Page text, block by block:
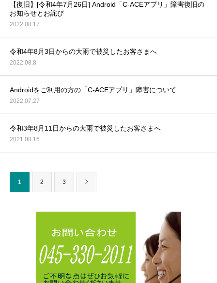
【復旧】[令和4年7月26日] Android「C-ACEアプリ」障害復旧の
お知らせとお詫び
2022.08.17
令和4年8月3日からの大雨で被災したお客さまへ
2022.08.8
Androidをご利用の方の「C-ACEアプリ」障害について
2022.07.27
令和3年8月11日からの大雨で被災したお客さまへ
2021.08.16
1 2 3